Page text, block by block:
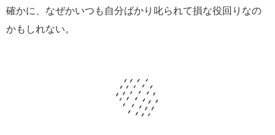
確かに、なぜかいつも自分ばかり叱られて損な役回りなの
かもしれない。